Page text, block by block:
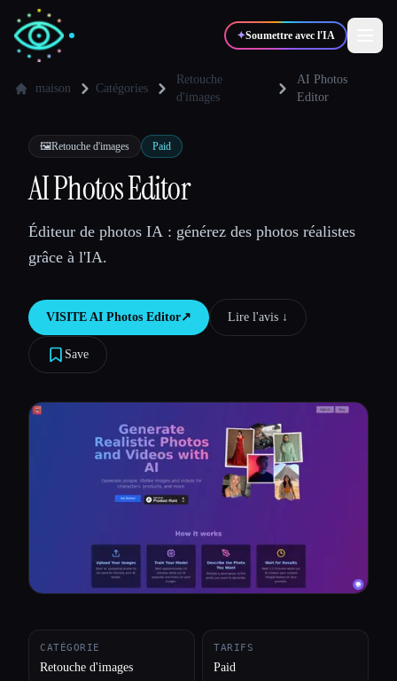
✦Soumettre avec l'IA
💻 Développeurs
🎓Étudiants
Blog
Toutes les catégories
maison Catégories
Retouche
d'images
AI Photos
Editor
🖼️Retouche d'images Paid
AI Photos Editor
Éditeur de photos IA : générez des photos réalistes
grâce à l'IA.
VISITE AI Photos Editor↗︎ Lire l'avis ↓︎
Save
CATÉGORIE
Retouche d'images
TARIFS
Paid